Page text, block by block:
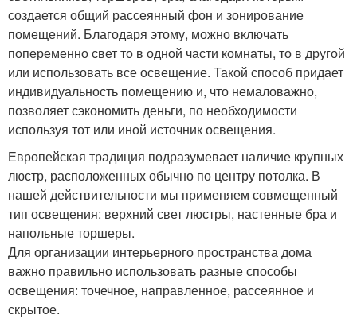
создается общий рассеянный фон и зонирование
помещений. Благодаря этому, можно включать
попеременно свет то в одной части комнаты, то в другой
или использовать все освещение. Такой способ придает
индивидуальность помещению и, что немаловажно,
позволяет сэкономить деньги, по необходимости
используя тот или иной источник освещения.
Европейская традиция подразумевает наличие крупных
люстр, расположенных обычно по центру потолка. В
нашей действительности мы применяем совмещенный
тип освещения: верхний свет люстры, настенные бра и
напольные торшеры.
Для организации интерьерного пространства дома
важно правильно использовать разные способы
освещения: точечное, направленное, рассеянное и
скрытое.